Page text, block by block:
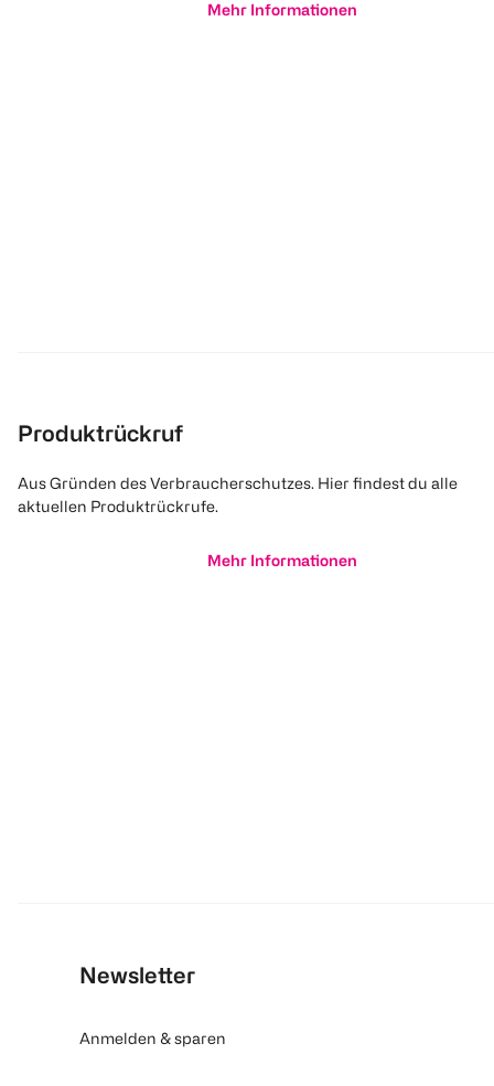
Mehr Informationen
Produktrückruf
Aus Gründen des Verbraucherschutzes. Hier findest du alle
aktuellen Produktrückrufe.
Mehr Informationen
Newsletter
Anmelden & sparen